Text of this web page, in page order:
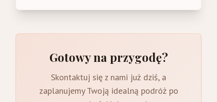
Gotowy na przygodę?
Skontaktuj się z nami już dziś, a
zaplanujemy Twoją idealną podróż po